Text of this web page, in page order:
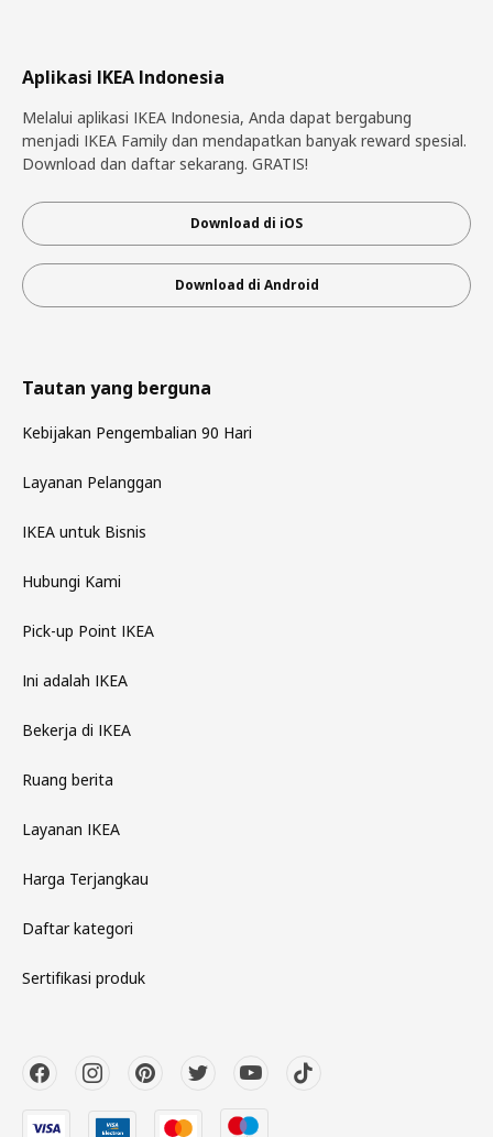
Aplikasi IKEA Indonesia
Melalui aplikasi IKEA Indonesia, Anda dapat bergabung
menjadi IKEA Family dan mendapatkan banyak reward spesial.
Download dan daftar sekarang. GRATIS!
Download di iOS
Download di Android
Tautan yang berguna
Kebijakan Pengembalian 90 Hari
Layanan Pelanggan
IKEA untuk Bisnis
Hubungi Kami
Pick-up Point IKEA
Ini adalah IKEA
Bekerja di IKEA
Ruang berita
Layanan IKEA
Harga Terjangkau
Daftar kategori
Sertifikasi produk